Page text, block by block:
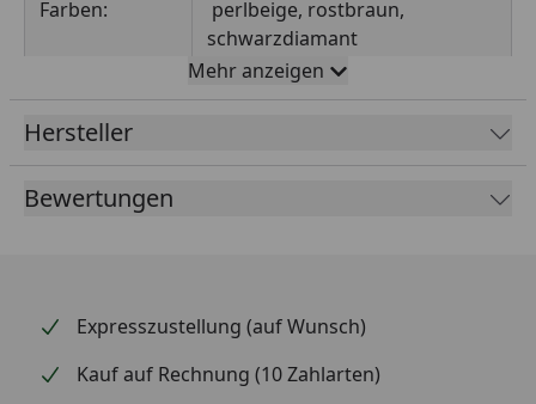
Farben:
perlbeige, rostbraun,
schwarzdiamant
Breite:
Gesamtbreite:
Löcher2:
Löcher1-⌀:
5 mm
Mehr anzeigen
Hersteller
Bewertungen
Expresszustellung (auf Wunsch)
Kauf auf Rechnung (10 Zahlarten)